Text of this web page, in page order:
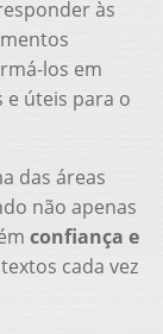
às
los em
e úteis para o
das áreas
não apenas
confiança e
cada vez